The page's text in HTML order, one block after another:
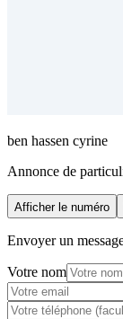
ben hassen cyrine
Annonce de
Afficher le numéro
Envoyer un
Votre nom